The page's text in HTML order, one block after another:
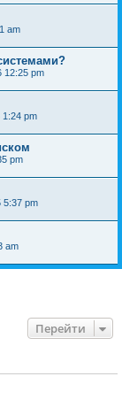
am
12:25 pm
1:24 pm
pm
5:37 pm
am
Перейти